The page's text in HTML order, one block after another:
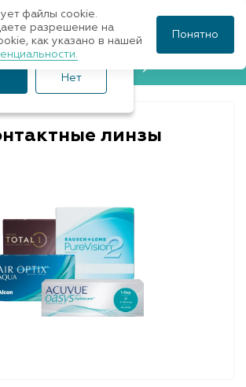
к врачу
линзы
Санкт-
Нет
файлы cookie.
разрешение на
как указано в нашей
Понятно